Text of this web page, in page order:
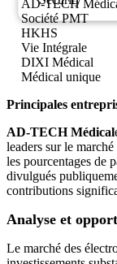
AD-TECH
Société PMT
HKHS
Vie Intégrale
DIXI Médical
Médical unique
Principales
AD-TECH Médical
leaders sur le
les pourcentages de
divulgués
contributions
Analyse et
Le marché des